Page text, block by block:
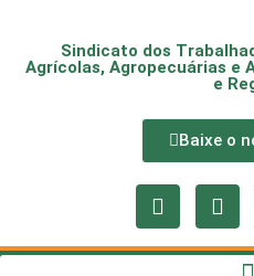
Sindicato dos
Agrícolas, Agropecuárias e
e
Baixe o